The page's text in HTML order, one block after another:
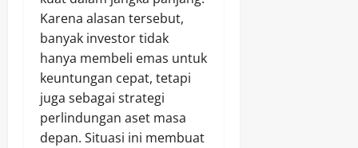
Karena alasan tersebut,
banyak investor tidak
hanya membeli emas untuk
keuntungan cepat, tetapi
juga sebagai strategi
perlindungan aset masa
depan. Situasi ini membuat